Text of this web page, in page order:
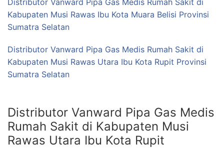
Kabupaten Musi Rawas Ibu Kota Muara Belisi Provinsi
Sumatra Selatan
Distributor Vanward Pipa Gas Medis Rumah Sakit di
Kabupaten Musi Rawas Utara Ibu Kota Rupit Provinsi
Sumatra Selatan
Distributor Vanward Pipa Gas Medis
Rumah Sakit di Kabupaten Musi
Rawas Utara Ibu Kota Rupit